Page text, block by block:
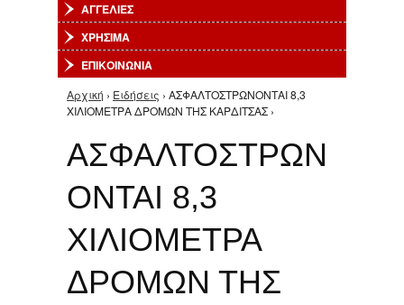
ΑΓΓΕΛΙΕΣ
ΧΡΗΣΙΜΑ
ΕΠΙΚΟΙΝΩΝΙΑ
Είστε εδώ
Αρχική › Ειδήσεις › ΑΣΦΑΛΤΟΣΤΡΩΝΟΝΤΑΙ 8,3
ΧΙΛΙΟΜΕΤΡΑ ΔΡΟΜΩΝ ΤΗΣ ΚΑΡΔΙΤΣΑΣ ›
ΑΣΦΑΛΤΟΣΤΡΩΝ
ΟΝΤΑΙ 8,3
ΧΙΛΙΟΜΕΤΡΑ
ΔΡΟΜΩΝ ΤΗΣ